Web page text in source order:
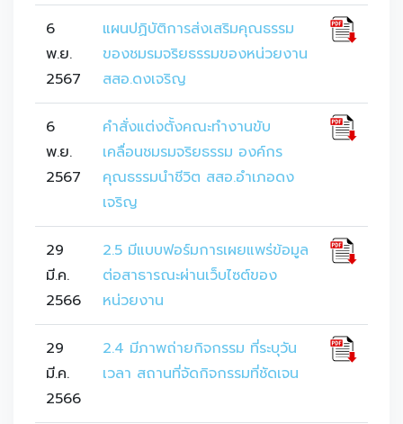
6
พ.ย.
2567
แผนปฏิบัติการส่งเสริมคุณธรรม
ของชมรมจริยธรรมของหน่วยงาน
สสอ.ดงเจริญ
6
พ.ย.
2567
คำสั่งแต่งตั้งคณะทำงานขับ
เคลื่อนชมรมจริยธรรม องค์กร
คุณธรรมนำชีวิต สสอ.อำเภอดง
เจริญ
29
มี.ค.
2566
2.5 มีแบบฟอร์มการเผยแพร่ข้อมูล
ต่อสาธารณะผ่านเว็บไซต์ของ
หน่วยงาน
29
มี.ค.
2566
2.4 มีภาพถ่ายกิจกรรม ที่ระบุวัน
เวลา สถานที่จัดกิจกรรมที่ชัดเจน